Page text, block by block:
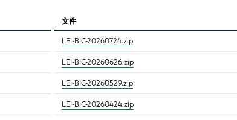
文件
LEI-BIC-20260724.zip
LEI-BIC-20260626.zip
LEI-BIC-20260529.zip
LEI-BIC-20260424.zip